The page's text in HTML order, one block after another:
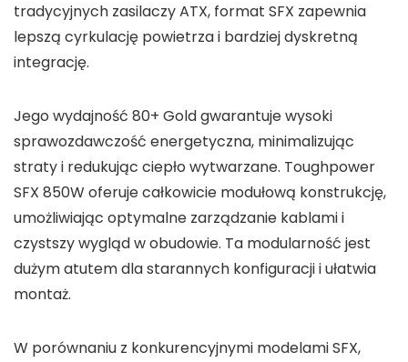
tradycyjnych zasilaczy ATX, format SFX zapewnia
lepszą cyrkulację powietrza i bardziej dyskretną
integrację.
Jego wydajność 80+ Gold gwarantuje wysoki
sprawozdawczość energetyczna, minimalizując
straty i redukując ciepło wytwarzane. Toughpower
SFX 850W oferuje całkowicie modułową konstrukcję,
umożliwiając optymalne zarządzanie kablami i
czystszy wygląd w obudowie. Ta modularność jest
dużym atutem dla starannych konfiguracji i ułatwia
montaż.
W porównaniu z konkurencyjnymi modelami SFX,